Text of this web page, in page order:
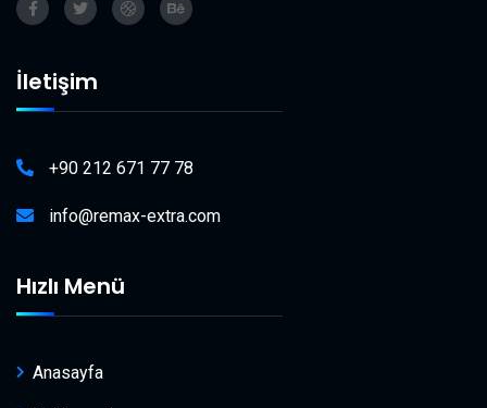
İletişim
+90 212 671 77 78
info@remax-extra.com
Hızlı Menü
Anasayfa